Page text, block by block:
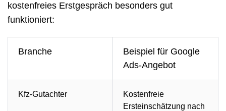
kostenfreies Erstgespräch besonders gut
funktioniert:
Branche
Beispiel für Google
Ads-Angebot
Kfz-Gutachter
Kostenfreie
Ersteinschätzung nach